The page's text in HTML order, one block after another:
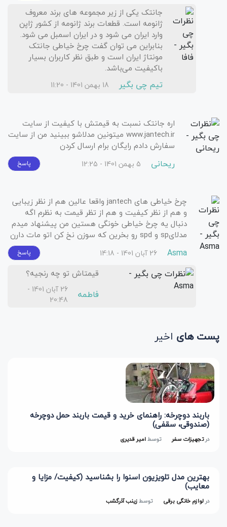
جانتک یکی از زیر مجموعه های برند معروف
ژانومه است. قطعات برند ژانومه از کشور ژاپن
وارد ایران می شود و در ایران اسمبل می شود.
بنابراین می توان گفت چرخ خیاطی جانتک
مونتاژ ایران است و طبق نظر کاربران بسیار
باکیفیت می‌باشد.
تیم چی بگیر 18 بهمن 1401 - 11:20
اره جانتک نسبت به قیمتش با کیفیت از سایت
www.jantech.ir میتونین مدلاشو ببینید من از سایت
سفارش دادم رایگان برام ارسال کردن
ریحانی 5 بهمن 1401 - 12:25 پاسخ
چرخ خیاطی های jantech واقعا عالین هم از نظر زیبایی
و هم از نظر کیفیت و هم از تظر قیمت به نظرم اگه
دنبال یه چرخ خیاطی خونگی هستین من پیشنهاد میدم
مدلایsp و spd رو بخرین که سوزن نخ کن اتو مات دارن
Asma 26 آبان 1401 - 14:18 پاسخ
قیمتاش تو چه رنجیه؟
فاطمه
26 آبان 1401 -
20:48
پست های اخیر
باربند دوچرخه: راهنمای خرید و قیمت باربند حمل دوچرخه
(صندوقی، سقفی)
درتجهیزات سفر توسطامیر قدیری
بهترین مدل تلویزیون اسنوا را بشناسید (کیفیت/ مزایا و
معایب)
در لوازم خانگی برقی توسطزینب آذرگشب